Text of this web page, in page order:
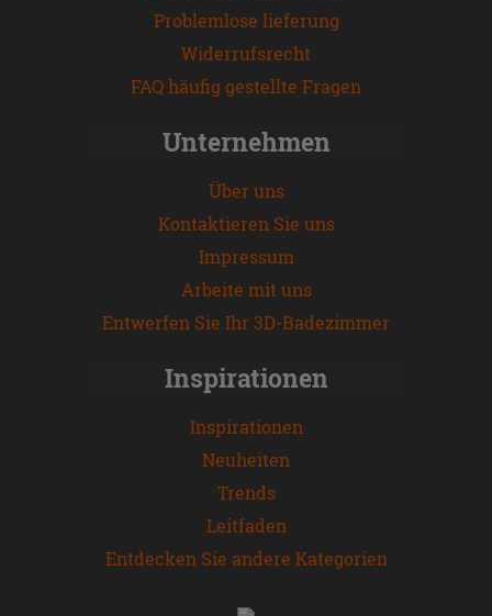
Problemlose lieferung
Widerrufsrecht
FAQ häufig gestellte Fragen
Unternehmen
Über uns
Kontaktieren Sie uns
Impressum
Arbeite mit uns
Entwerfen Sie Ihr 3D-Badezimmer
Inspirationen
Inspirationen
Neuheiten
Trends
Leitfaden
Entdecken Sie andere Kategorien